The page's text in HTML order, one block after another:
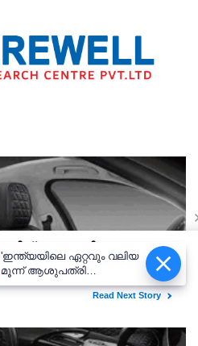
'ഇന്ത്യയിലെ ഏറ്റവും വലിയ
മൂന്ന് ആശുപത്രി
ശൃംഖലകളിൽ ഒന്നായി
ആസ്റ്റർ ഡിഎം ക്വാളിറ്റി
ആശുപത്രിക്ക് സുപ്രധാന
നേട്ടം; വരുമാനത്തിൽ 20%